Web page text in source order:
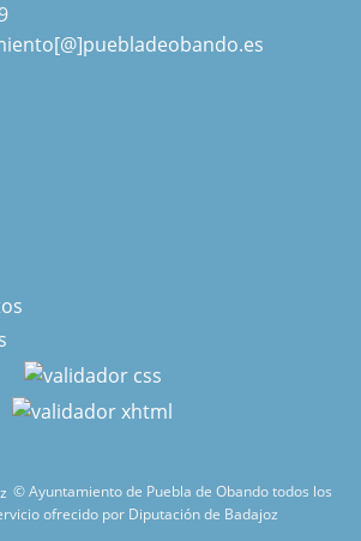
© Ayuntamiento de Puebla de Obando todos los
ofrecido por Diputación de Badajoz